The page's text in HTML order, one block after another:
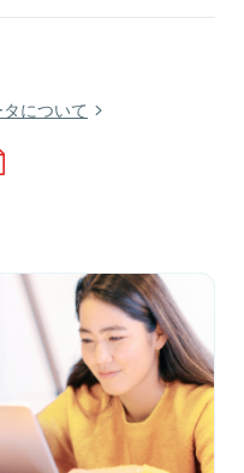
について